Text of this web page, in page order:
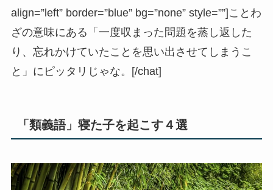
align=”left” border=”blue” bg=”none” style=””]ことわ
ざの意味にある「一度収まった問題を蒸し返した
り、忘れかけていたことを思い出させてしまうこ
と」にピッタリじゃな。[/chat]
「類義語」寝た子を起こす４選